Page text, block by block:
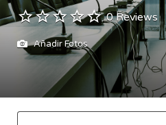
0 Reviews
Añadir Fotos